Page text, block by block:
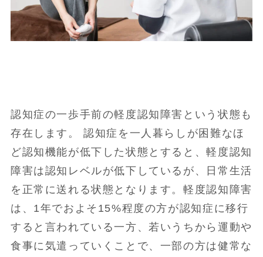
認知症の一歩手前の軽度認知障害という状態も
存在します。 認知症を一人暮らしが困難なほ
ど認知機能が低下した状態とすると、軽度認知
障害は認知レベルが低下しているが、日常生活
を正常に送れる状態となります。軽度認知障害
は、1年でおよそ15%程度の方が認知症に移行
すると言われている一方、若いうちから運動や
食事に気遣っていくことで、一部の方は健常な